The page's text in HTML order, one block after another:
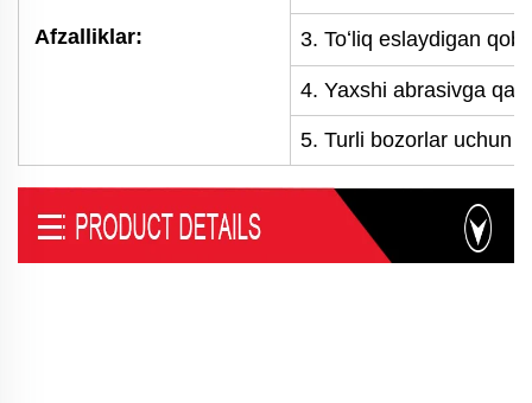
Afzalliklar: 3. Toʻliq eslaydigan
4. Yaxshi abrasivga
5. Turli bozorlar uchun